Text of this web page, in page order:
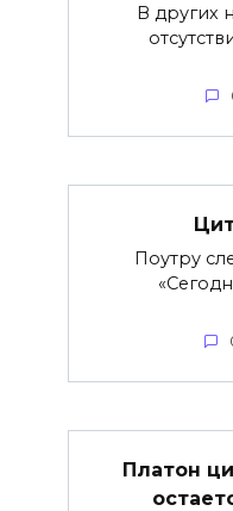
В других
Поутру
Платон